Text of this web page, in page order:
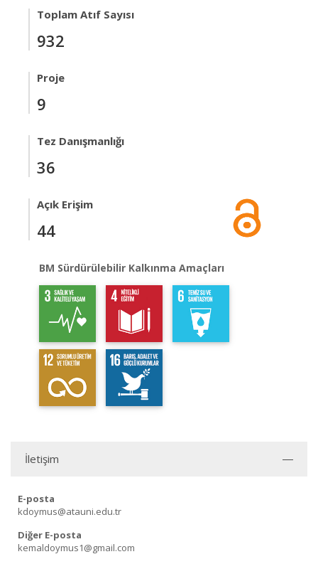
Toplam Atıf Sayısı
932
Proje
9
Tez Danışmanlığı
36
Açık Erişim
44
BM Sürdürülebilir Kalkınma Amaçları
İletişim
E-posta
kdoymus@atauni.edu.tr
Diğer E-posta
kemaldoymus1@gmail.com